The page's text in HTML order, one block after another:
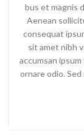
bus et magnis
Aenean
consequat
sit amet nibh
accumsan
ornare odio.